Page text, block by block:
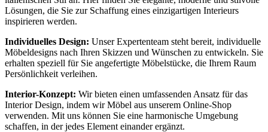
Lösungen, die Sie zur Schaffung eines einzigartigen Interieurs
inspirieren werden.
Individuelles Design: Unser Expertenteam steht bereit, individuelle
Möbeldesigns nach Ihren Skizzen und Wünschen zu entwickeln. Sie
erhalten speziell für Sie angefertigte Möbelstücke, die Ihrem Raum
Persönlichkeit verleihen.
Interior-Konzept: Wir bieten einen umfassenden Ansatz für das
Interior Design, indem wir Möbel aus unserem Online-Shop
verwenden. Mit uns können Sie eine harmonische Umgebung
schaffen, in der jedes Element einander ergänzt.